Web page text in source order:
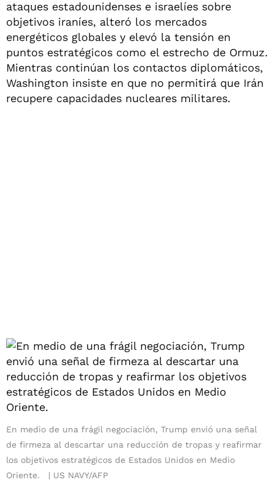
ataques estadounidenses e israelíes sobre
objetivos iraníes, alteró los mercados
energéticos globales y elevó la tensión en
puntos estratégicos como el estrecho de Ormuz.
Mientras continúan los contactos diplomáticos,
Washington insiste en que no permitirá que Irán
recupere capacidades nucleares militares.
En medio de una frágil negociación, Trump envió una señal
de firmeza al descartar una reducción de tropas y reafirmar
los objetivos estratégicos de Estados Unidos en Medio
Oriente.
US NAVY/AFP